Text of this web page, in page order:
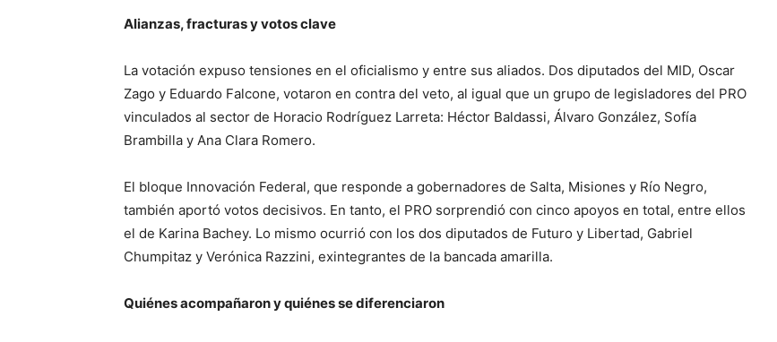
Alianzas, fracturas y votos clave
La votación expuso tensiones en el oficialismo y entre sus aliados. Dos diputados del MID, Oscar
Zago y Eduardo Falcone, votaron en contra del veto, al igual que un grupo de legisladores del PRO
vinculados al sector de Horacio Rodríguez Larreta: Héctor Baldassi, Álvaro González, Sofía
Brambilla y Ana Clara Romero.
El bloque Innovación Federal, que responde a gobernadores de Salta, Misiones y Río Negro,
también aportó votos decisivos. En tanto, el PRO sorprendió con cinco apoyos en total, entre ellos
el de Karina Bachey. Lo mismo ocurrió con los dos diputados de Futuro y Libertad, Gabriel
Chumpitaz y Verónica Razzini, exintegrantes de la bancada amarilla.
Quiénes acompañaron y quiénes se diferenciaron